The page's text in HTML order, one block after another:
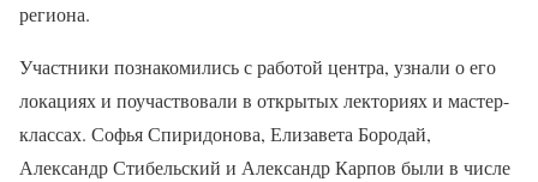
региона.
Участники познакомились с работой центра, узнали о его
локациях и поучаствовали в открытых лекториях и мастер-
классах. Софья Спиридонова, Елизавета Бородай,
Александр Стибельский и Александр Карпов были в числе